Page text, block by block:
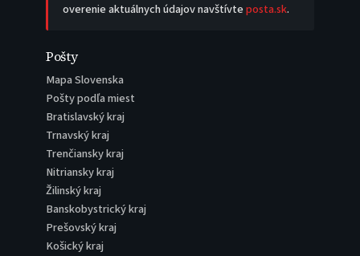
overenie aktuálnych údajov navštívteposta.sk.
Pošty
Mapa Slovenska
Pošty podľa miest
Bratislavský kraj
Trnavský kraj
Trenčiansky kraj
Nitriansky kraj
Žilinský kraj
Banskobystrický kraj
Prešovský kraj
Košický kraj